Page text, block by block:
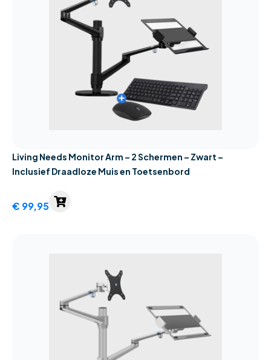
Living Needs Monitor Arm – 2 Schermen – Zwart –
Inclusief Draadloze Muis en Toetsenbord
€ 99,95